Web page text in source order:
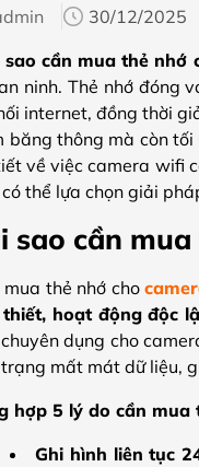
30/12/2025
sao cần mua thẻ nhớ
ninh. Thẻ nhớ đóng
internet, đồng thời
băng thông mà còn
về việc camera wifi
thể lựa chọn giải
sao cần
mua thẻ nhớ cho
thiết, hoạt động độc
dụng cho
mất mát dữ liệu,
hợp 5 lý do cần
Ghi hình liên tục